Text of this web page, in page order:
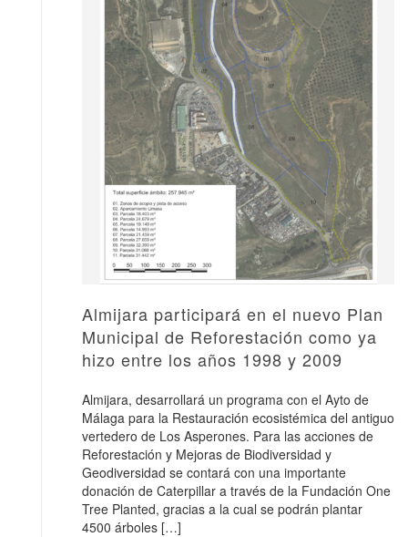
Almijara participará en el nuevo Plan
Municipal de Reforestación como ya
hizo entre los años 1998 y 2009
Almijara, desarrollará un programa con el Ayto de
Málaga para la Restauración ecosistémica del antiguo
vertedero de Los Asperones. Para las acciones de
Reforestación y Mejoras de Biodiversidad y
Geodiversidad se contará con una importante
donación de Caterpillar a través de la Fundación One
Tree Planted, gracias a la cual se podrán plantar
4500 árboles […]